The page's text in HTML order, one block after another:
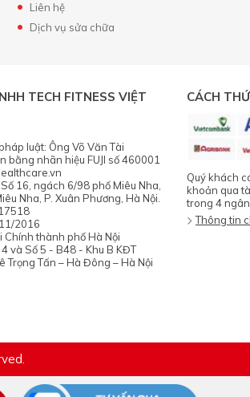
Liên hệ
Dịch vụ sửa chữa
TECH FITNESS VIỆT
luật: Ông Võ Văn Tài
bằng nhãn hiệu FUJI số 460001
16, ngách 6/98 phố Miêu Nha,
Nha, P. Xuân Phương, Hà Nội.
2016
Chính thành phố Hà Nội
và Số 5 - B48 - Khu B KĐT
Trọng Tấn – Hà Đông – Hà Nội
CÁCH
Quý khách
khoản qua
trong 4
Thông tin